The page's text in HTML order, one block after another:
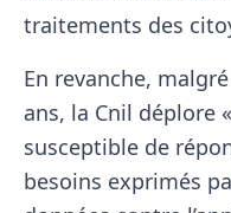
traitements des
En revanche,
ans, la Cnil déplore
susceptible de
besoins exprimés